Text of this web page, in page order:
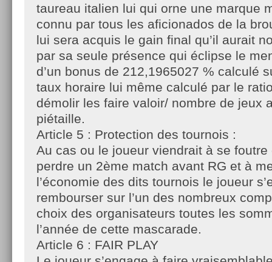
taureau italien lui qui orne une marque
connu par tous les aficionados de la
lui sera acquis le gain final qu’il aurait
par sa seule présence qui éclipse le
d’un bonus de 212,1965027 % calculé
taux horaire lui même calculé par le
démolir les faire valoir/ nombre de jeux
piétaille.
Article 5 : Protection des tournois :
Au cas ou le joueur viendrait à se
perdre un 2ème match avant RG et à
l’économie des dits tournois le joueur
rembourser sur l’un des nombreux
choix des organisateurs toutes les
l’année de cette mascarade.
Article 6 : FAIR PLAY